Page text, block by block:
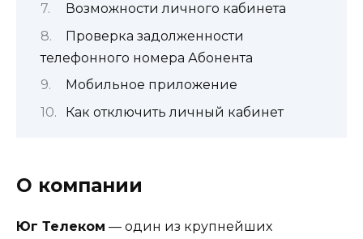
Возможности личного кабинета
Проверка задолженности
телефонного номера Абонента
Мобильное приложение
Как отключить личный кабинет
О компании
Юг Телеком — один из крупнейших